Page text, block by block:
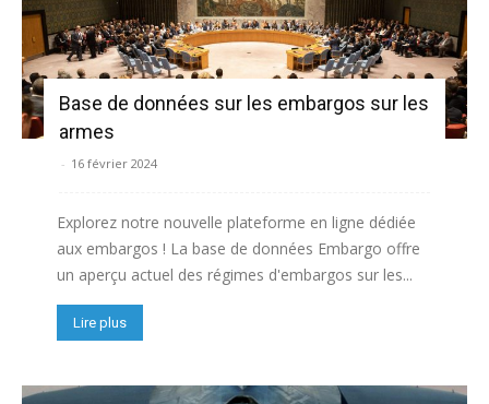
Base de données sur les embargos sur les
armes
- 16 février 2024
Explorez notre nouvelle plateforme en ligne dédiée
aux embargos ! La base de données Embargo offre
un aperçu actuel des régimes d'embargos sur les...
Lire plus